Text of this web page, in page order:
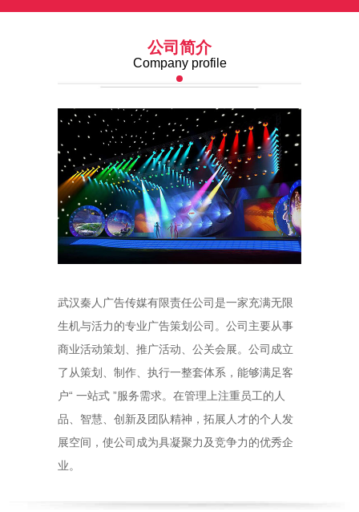
公司简介
Company profile
武汉秦人广告传媒有限责任公司是一家充满无限
生机与活力的专业广告策划公司。公司主要从事
商业活动策划、推广活动、公关会展。公司成立
了从策划、制作、执行一整套体系，能够满足客
户“ 一站式 ”服务需求。在管理上注重员工的人
品、智慧、创新及团队精神，拓展人才的个人发
展空间，使公司成为具凝聚力及竞争力的优秀企
业。